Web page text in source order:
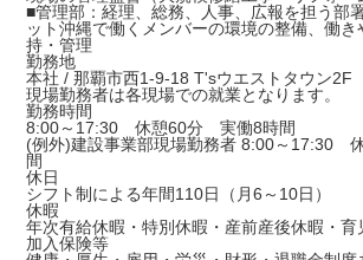
■管理部：経理、総務、人事、広報を担う部
ット沖縄で働くメンバーの環境の整備、働
持・管理
勤務地
本社 / 那覇市西1-9-18 T'sウエストタウン2F
現場勤務者は各現場での就業となります。
勤務時間
8:00～17:30 休憩60分 実働8時間
(例外)建設事業部現場勤務者 8:00～17:30
間
休日
シフト制による年間110日（月6～10日）
休暇
年次有給休暇・特別休暇・産前産後休暇・育
加入保険等